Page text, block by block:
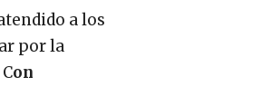
a los
por la
on